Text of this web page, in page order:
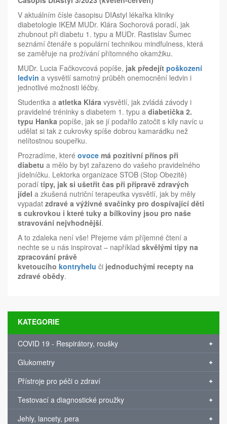
V aktuálním čísle časopisu DIAstyl lékařka kliniky
diabetologie IKEM MUDr. Klára Sochorová poradí, jak
zhubnout při diabetu 1. typu a MUDr. Rastislav Šumec
seznámí čtenáře s populární technikou mindfulness, která
se zaměřuje na prožívání přítomného okamžiku.
MUDr. Lucia Fačkovcová popíše, jak předejít poškození
ledvin a vysvětlí samotný průběh onemocnění ledvin i
jednotlivé možnosti léčby.
Studentka a atletka Klára vysvětlí, jak zvládá závody i
pravidelné tréninky s diabetem 1. typu a diabetička 2.
typu Hanka popíše, jak se jí podařilo zatočit s kily navíc u
udělat si tak z cukrovky spíše dobrou kamarádku než
nelítostnou soupeřku.
Prozradíme, které ovoce má pozitivní přínos při
diabetu a mělo by byt zařazeno do vašeho pravidelného
jídelníčku. Lektorka organizace STOB (Stop Obezitě)
poradí tipy, jak si ušetřit čas při přípravě zdravých
jídel a zkušená nutriční terapeutka vysvětlí, jak by měly
vypadat zdravé a výživné svačinky pro dospívající děti
s cukrovkou i které tuky a bílkoviny jsou pro naše
stravování nejvhodnější.
A to zdaleka není vše! Přejeme vám příjemné čtení a
nechte se u nás inspirovat – například skvělými tipy na
zpracování právě
kvetoucího kontryhelu či jednoduchými recepty na
zdravé obědy.
KATEGORIE
COVID 19 - Respirátory, roušky
Glukometry
Přístroje pro péči o zdraví
Testovací a diagnostické proužky
Jehly, lancety, pera